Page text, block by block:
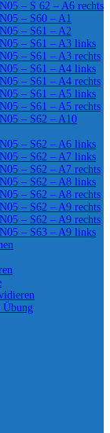
– S 62 – A6 rechts
– S60 – A1
– S61 – A2
– S61 – A3 links
– S61 – A3 rechts
– S61 – A4 links
– S61 – A4 rechts
– S61 – A5 links
– S61 – A5 rechts
– S62 – A10
– S62 – A6 links
– S62 – A7 links
– S62 – A7 rechts
– S62 – A8 links
– S62 – A8 rechts
– S62 – A9 rechts
– S62 – A9 rechts
– S63 – A9 links